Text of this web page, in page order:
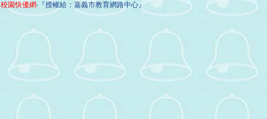
校園快優網‧『授權給：嘉義市教育網路中心』